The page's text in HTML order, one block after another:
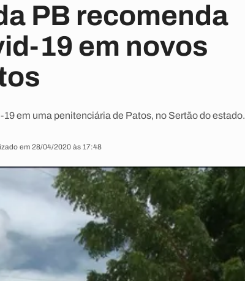
PB recomenda
19 em novos
em uma penitenciária de Patos, no Sertão do estado.
em 28/04/2020 às 17:48